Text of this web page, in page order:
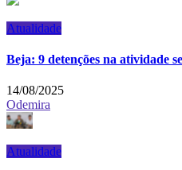
Atualidade
Beja: 9 detenções na atividade
14/08/2025
Odemira
Atualidade